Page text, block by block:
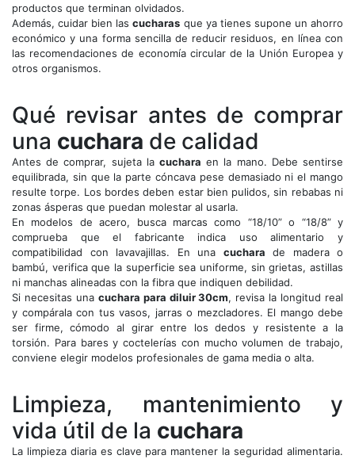
productos que terminan olvidados.
Además, cuidar bien lascucharas que ya tienes supone un ahorro
económico y una forma sencilla de reducir residuos, en línea con
las recomendaciones de economía circular de la Unión Europea y
otros organismos.
Qué revisar antes de comprar
una cuchara de calidad
Antes de comprar, sujeta la cuchara en la mano. Debe sentirse
equilibrada, sin que la parte cóncava pese demasiado ni el mango
resulte torpe. Los bordes deben estar bien pulidos, sin rebabas ni
zonas ásperas que puedan molestar al usarla.
En modelos de acero, busca marcas como “18/10” o “18/8” y
comprueba que el fabricante indica uso alimentario y
compatibilidad con lavavajillas. En una cuchara de madera o
bambú, verifica que la superficie sea uniforme, sin grietas, astillas
ni manchas alineadas con la fibra que indiquen debilidad.
Si necesitas una cuchara para diluir 30cm, revisa la longitud real
y compárala con tus vasos, jarras o mezcladores. El mango debe
ser firme, cómodo al girar entre los dedos y resistente a la
torsión. Para bares y coctelerías con mucho volumen de trabajo,
conviene elegir modelos profesionales de gama media o alta.
Limpieza, mantenimiento y
vida útil de la cuchara
La limpieza diaria es clave para mantener la seguridad alimentaria.